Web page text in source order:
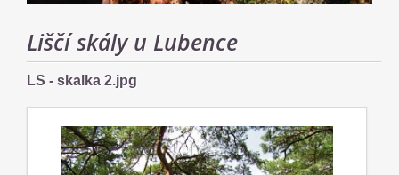
Liščí skály u Lubence
LS - skalka 2.jpg